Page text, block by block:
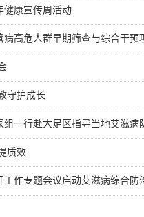
健康宣传周活动
病高危人群早期筛查与综合干预
守护成长
组一行赴大足区指导当地艾滋病
质效
工作专题会议启动艾滋病综合防